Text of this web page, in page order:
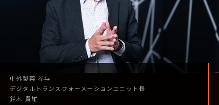
中外製薬 参与
デジタル トランスフォーメーションユニット長
鈴木 貴雄